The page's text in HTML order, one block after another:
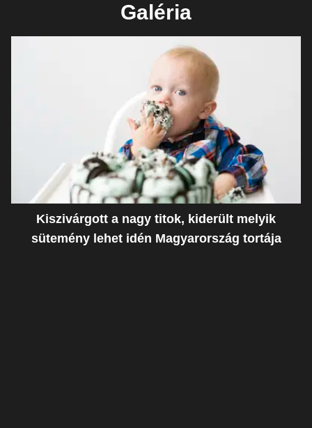
Galéria
Kiszivárgott a nagy titok, kiderült melyik
sütemény lehet idén Magyarország tortája